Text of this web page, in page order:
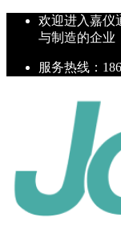
欢迎进入嘉仪
与制造的企业
服务热线：